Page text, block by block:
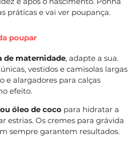
práticas e vai ver poupança.
poupar
de maternidade, adapte a sua.
vestidos e camisolas largas
e alargadores para calças
efeito.
óleo de coco para hidratar a
estrias. Os cremes para grávida
sempre garantem resultados.